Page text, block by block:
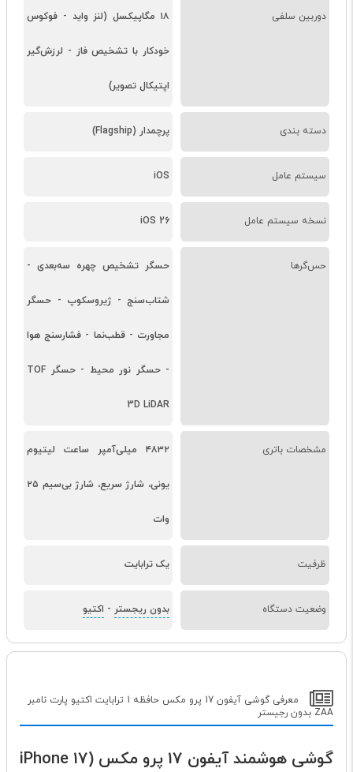
دوربین سلفی ۱۸ مگاپیکسل (لنز واید - فوکوس
خودکار با تشخیص فاز - لرزش‌گیر
اپتیکال تصویر)
دسته ‌بندی پرچمدار (Flagship)
سیستم عامل iOS
نسخه سیستم عامل iOS 26
حس‌گرها حسگر تشخیص چهره سه‌بعدی -
شتاب‌سنج - ژیروسکوپ - حسگر
مجاورت - قطب‌نما - فشارسنج هوا
- حسگر نور محیط - حسگر TOF
3D LiDAR
مشخصات باتری ۴۸۳۲ میلی‌آمپر ساعت لیتیوم‌
یونی، شارژ سریع، شارژ بی‌سیم ۲۵
وات
ظرفیت یک ترابایت
وضعیت دستگاه بدون ریجستر - اکتیو
معرفی گوشی آیفون 17 پرو مکس حافظه 1 ترابایت اکتیو پارت نامبر
ZAA بدون رجیستر
گوشی هوشمند آیفون 17 پرو مکس (iPhone 17